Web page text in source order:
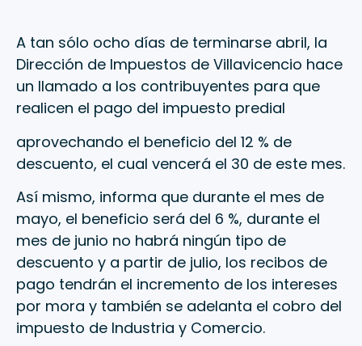
A tan sólo ocho días de terminarse abril, la
Dirección de Impuestos de Villavicencio hace
un llamado a los contribuyentes para que
realicen el pago del impuesto predial
aprovechando el beneficio del 12 % de
descuento, el cual vencerá el 30 de este mes.
Así mismo, informa que durante el mes de
mayo, el beneficio será del 6 %, durante el
mes de junio no habrá ningún tipo de
descuento y a partir de julio, los recibos de
pago tendrán el incremento de los intereses
por mora y también se adelanta el cobro del
impuesto de Industria y Comercio.